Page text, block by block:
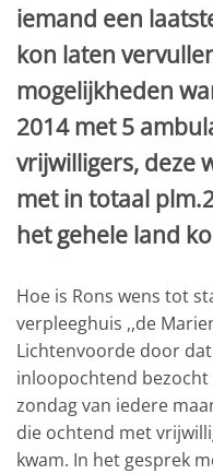
iemand een
kon laten
mogelijkheden
2014 met 5
vrijwilligers, deze
met in totaal
het gehele land
Hoe is Rons wens tot
verpleeghuis ,,de
Lichtenvoorde door
inloopochtend bezocht
zondag van iedere
die ochtend met
kwam. In het gesprek